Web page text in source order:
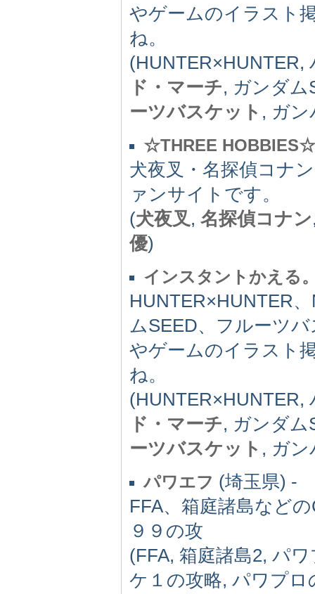
やゲームのイラスト
ね。
ド・マーチ, ガンダ
ーツバスケット , ガ
☆THREE HOBBIES☆
犬夜叉・名探偵コナ
ァンサイトです。
(犬夜叉 , 名探偵コナン
優)
インスタントかえる
HUNTER×HUNTER
ムSEED、フルーツ
やゲームのイラスト
ね。
ド・マーチ, ガンダ
ーツバスケット , ガ
パワエフ (埼玉県) -
FFA、箱庭諸島など
９９の攻
(FFA, 箱庭諸島2, パ
ケ１の攻略, パワプ